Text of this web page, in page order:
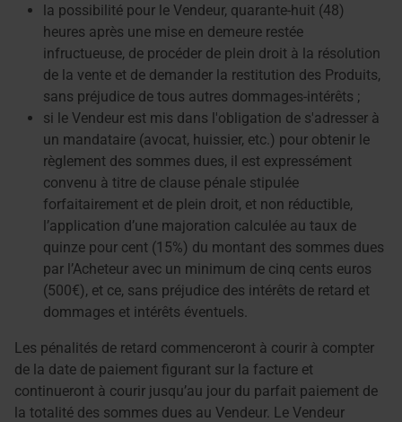
la possibilité pour le Vendeur, quarante-huit (48)
heures après une mise en demeure restée
infructueuse, de procéder de plein droit à la résolution
de la vente et de demander la restitution des Produits,
sans préjudice de tous autres dommages-intérêts ;
si le Vendeur est mis dans l'obligation de s'adresser à
un mandataire (avocat, huissier, etc.) pour obtenir le
règlement des sommes dues, il est expressément
convenu à titre de clause pénale stipulée
forfaitairement et de plein droit, et non réductible,
l’application d’une majoration calculée au taux de
quinze pour cent (15%) du montant des sommes dues
par l’Acheteur avec un minimum de cinq cents euros
(500€), et ce, sans préjudice des intérêts de retard et
dommages et intérêts éventuels.
Les pénalités de retard commenceront à courir à compter
de la date de paiement figurant sur la facture et
continueront à courir jusqu’au jour du parfait paiement de
la totalité des sommes dues au Vendeur. Le Vendeur